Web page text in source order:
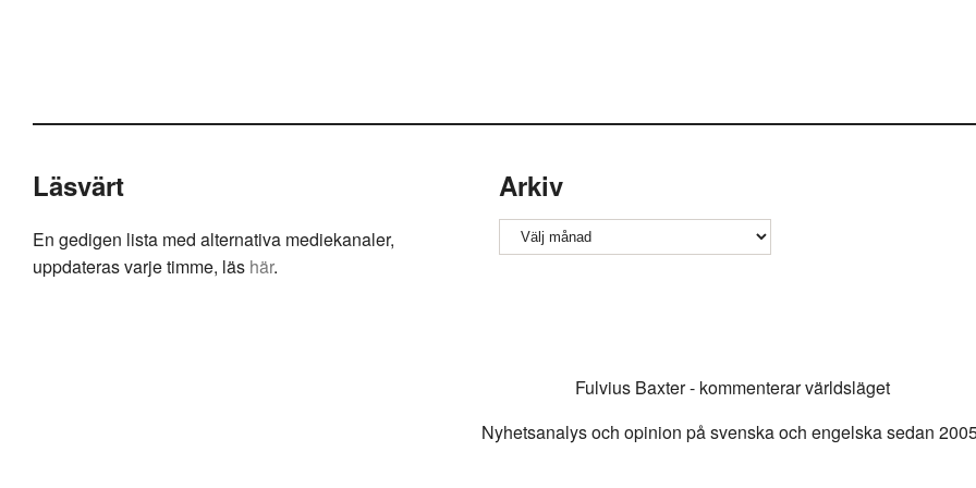
Läsvärt
En gedigen lista med alternativa mediekanaler,
uppdateras varje timme, läs här.
Arkiv
Arkiv
Fulvius Baxter - kommenterar världsläget
Nyhetsanalys och opinion på svenska och engelska sedan